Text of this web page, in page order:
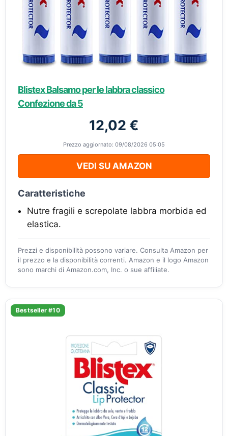
Blistex Balsamo per le labbra classico
Confezione da 5
12,02 €
Prezzo aggiornato: 09/08/2026 05:05
VEDI SU AMAZON
Caratteristiche
Nutre fragili e screpolate labbra morbida ed
elastica.
Prezzi e disponibilità possono variare. Consulta Amazon per
il prezzo e la disponibilità correnti. Amazon e il logo Amazon
sono marchi di Amazon.com, Inc. o sue affiliate.
Bestseller #10